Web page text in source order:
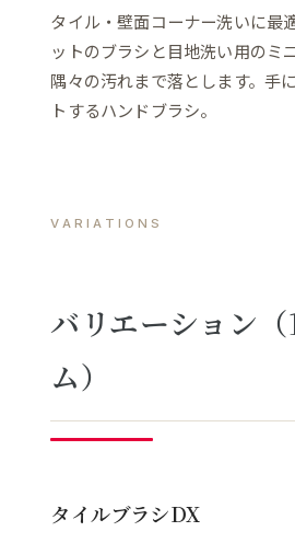
タイル・壁面コーナー洗いに最
ットのブラシと目地洗い用のミ
隅々の汚れまで落とします。手
トするハンドブラシ。
VARIATIONS
バリエーション（
ム）
タイルブラシDX